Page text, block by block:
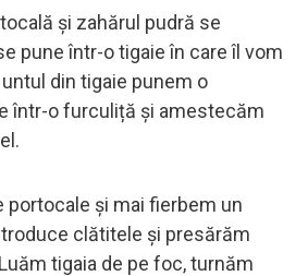
și zahărul pudră se
pune într-o tigaie în care îl vom
din tigaie punem o
într-o furculiță și amestecăm
portocale și mai fierbem un
clătitele și presărăm
tigaia de pe foc, turnăm